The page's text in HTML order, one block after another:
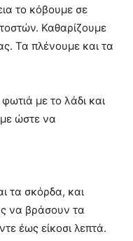
το κόβουμε σε
Καθαρίζουμε
Τα πλένουμε και τα
με το λάδι και
ώστε να
τα σκόρδα, και
να βράσουν τα
έως είκοσι λεπτά.